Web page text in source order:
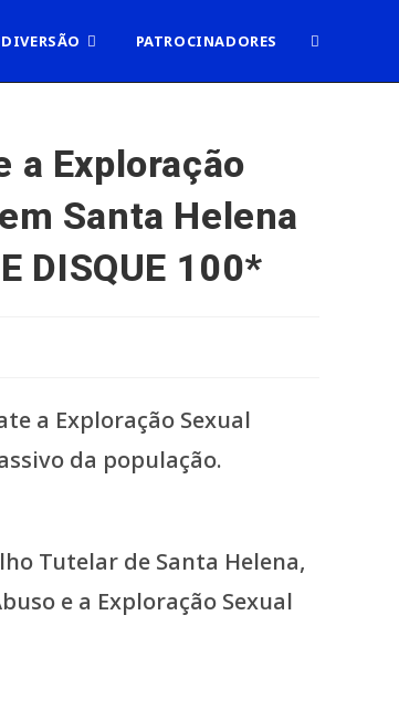
PATROCINADORES ALTERNAR
a Exploração
Santa Helena
DISQUE 100*
Tutelar de Santa Helena,
e a Exploração Sexual